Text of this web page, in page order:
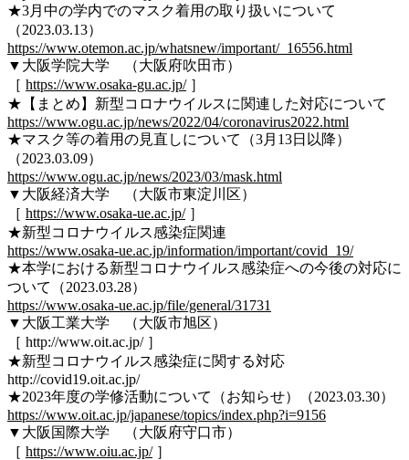
★3月中の学内でのマスク着用の取り扱いについて
（2023.03.13）
https://www.otemon.ac.jp/whatsnew/important/_16556.html
▼大阪学院大学 （大阪府吹田市）
［ https://www.osaka-gu.ac.jp/］
★【まとめ】新型コロナウイルスに関連した対応について
https://www.ogu.ac.jp/news/2022/04/coronavirus2022.html
★マスク等の着用の見直しについて（3月13日以降）
（2023.03.09）
https://www.ogu.ac.jp/news/2023/03/mask.html
▼大阪経済大学 （大阪市東淀川区）
［ https://www.osaka-ue.ac.jp/］
★新型コロナウイルス感染症関連
https://www.osaka-ue.ac.jp/information/important/covid_19/
★本学における新型コロナウイルス感染症への今後の対応に
ついて（2023.03.28）
https://www.osaka-ue.ac.jp/file/general/31731
▼大阪工業大学 （大阪市旭区）
［ http://www.oit.ac.jp/ ］
★新型コロナウイルス感染症に関する対応
http://covid19.oit.ac.jp/
★2023年度の学修活動について（お知らせ）（2023.03.30）
https://www.oit.ac.jp/japanese/topics/index.php?i=9156
▼大阪国際大学 （大阪府守口市）
［ https://www.oiu.ac.jp/］